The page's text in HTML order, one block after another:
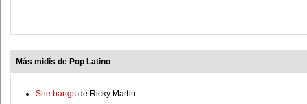
Más midis de Pop Latino
She bangs de Ricky Martin